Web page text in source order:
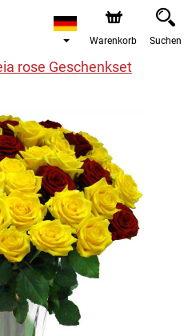
Warenkorb Suchen
rose Geschenkset